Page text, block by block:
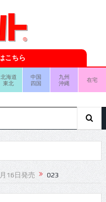
こちら
北海道
東北
中国
四国
九州
沖縄
在宅
16日発売 023